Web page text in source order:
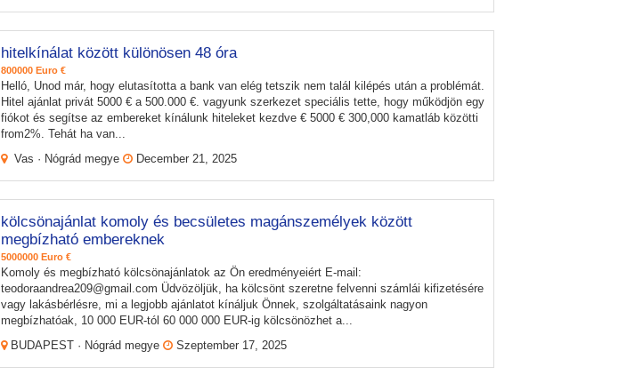
hitelkínálat között különösen 48 óra
800000 Euro €
Helló, Unod már, hogy elutasította a bank van elég tetszik nem talál kilépés után a problémát.
Hitel ajánlat privát 5000 € a 500.000 €. vagyunk szerkezet speciális tette, hogy működjön egy
fiókot és segítse az embereket kínálunk hiteleket kezdve € 5000 € 300,000 kamatláb közötti
from2%. Tehát ha van...
Vas · Nógrád megye
December 21, 2025
kölcsönajánlat komoly és becsületes magánszemélyek között
megbízható embereknek
5000000 Euro €
Komoly és megbízható kölcsönajánlatok az Ön eredményeiért E-mail:
teodoraandrea209@gmail.com Üdvözöljük, ha kölcsönt szeretne felvenni számlái kifizetésére
vagy lakásbérlésre, mi a legjobb ajánlatot kínáljuk Önnek, szolgáltatásaink nagyon
megbízhatóak, 10 000 EUR-tól 60 000 000 EUR-ig kölcsönözhet a...
BUDAPEST · Nógrád megye
Szeptember 17, 2025